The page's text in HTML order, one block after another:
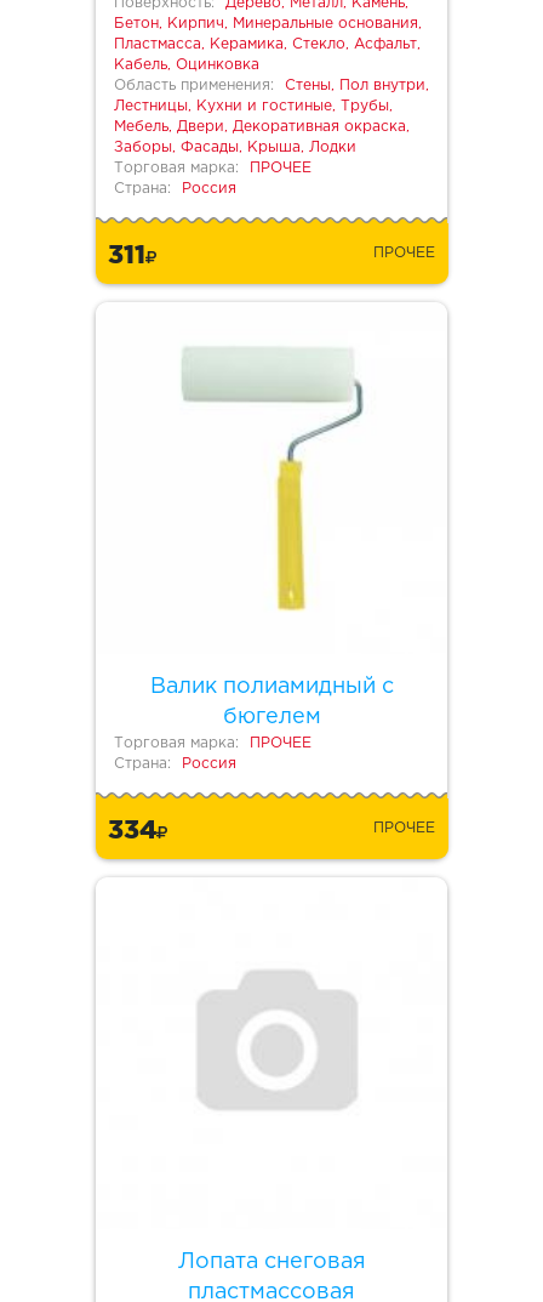
Поверхность:
Дерево, Металл, Камень,
Бетон, Кирпич, Минеральные основания,
Пластмасса, Керамика, Стекло, Асфальт,
Кабель, Оцинковка
Область применения:
Стены, Пол внутри,
Лестницы, Кухни и гостиные, Трубы,
Мебель, Двери, Декоративная окраска,
Заборы, Фасады, Крыша, Лодки
Торговая марка:
ПРОЧЕЕ
Страна:
Россия
311 ПРОЧЕЕ
Валик полиамидный с
бюгелем
Торговая марка:
ПРОЧЕЕ
Страна:
Россия
334 ПРОЧЕЕ
Лопата снеговая
пластмассовая